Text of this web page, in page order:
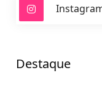
Destaque